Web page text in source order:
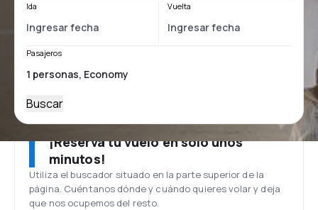
Ida Vuelta
Pasajeros
Buscar
¡Reserva tu vuelo en solo unos
minutos!
Utiliza el buscador situado en la parte superior de la
página. Cuéntanos dónde y cuándo quieres volar y deja
que nos ocupemos del resto.